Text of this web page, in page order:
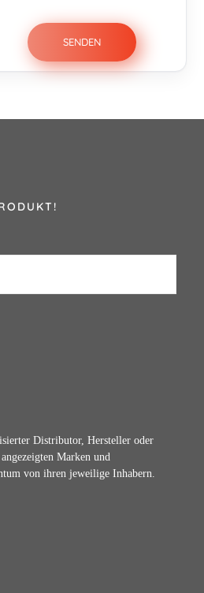
Distributor, Hersteller oder
Marken und
von ihren jeweilige Inhabern.